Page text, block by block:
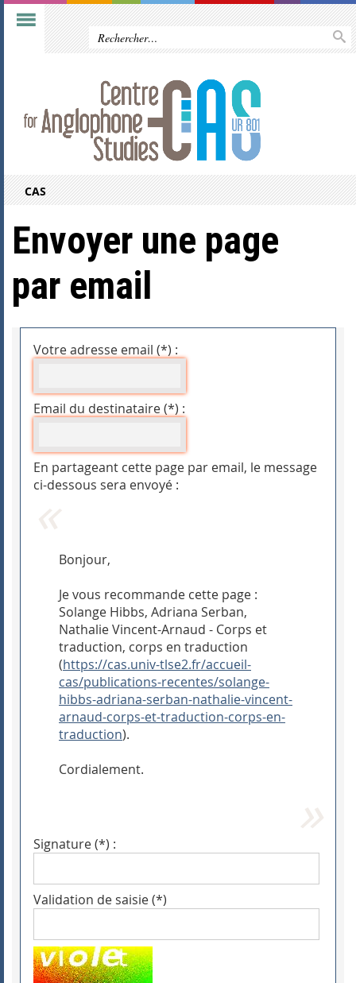
CAS
Envoyer une page
par email
Votre adresse email (*) :
Email du destinataire (*) :
En partageant cette page par email, le message
ci-dessous sera envoyé :
Bonjour,
Je vous recommande cette page :
Solange Hibbs, Adriana Serban,
Nathalie Vincent-Arnaud - Corps et
traduction, corps en traduction
(https://cas.univ-tlse2.fr/accueil-
cas/publications-recentes/solange-
hibbs-adriana-serban-nathalie-vincent-
arnaud-corps-et-traduction-corps-en-
traduction).
Cordialement.
Signature (*) :
Validation de saisie (*)